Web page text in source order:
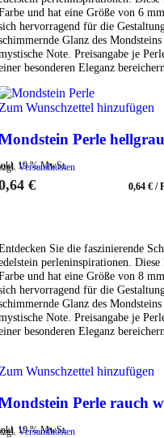
und hat eine Größe von 6
hervorragend für die
Glanz des
Note. Preisangabe je
besonderen Eleganz
Wunschzettel hinzufügen
Perle
19 % MwSt.
Versandkosten
€ 0,64 €/
Sie die faszinierende
perleninspirationen.
und hat eine Größe von 8
hervorragend für die
Glanz des
Note. Preisangabe je
besonderen Eleganz
Wunschzettel hinzufügen
Perle rauch
19 % MwSt.
Versandkosten